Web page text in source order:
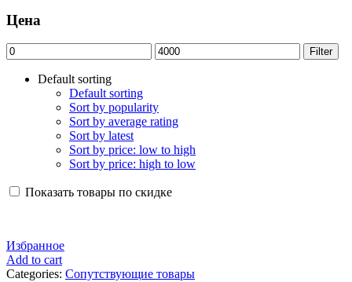
Цена
Filter
Default sorting
Default sorting
Sort by popularity
Sort by average rating
Sort by latest
Sort by price: low to high
Sort by price: high to low
Показать товары по скидке
Избранное
Add to cart
Categories: Сопутствующие товары